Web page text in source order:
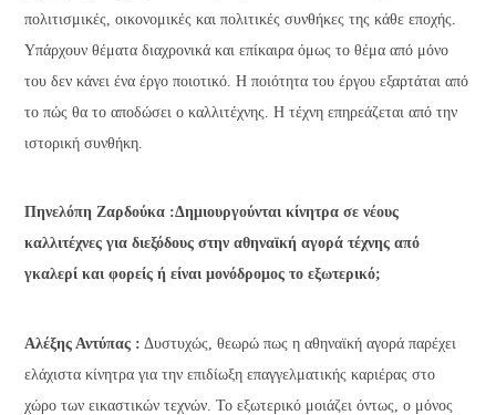
πολιτισμικές, οικονομικές και πολιτικές συνθήκες της κάθε εποχής.
Υπάρχουν θέματα διαχρονικά και επίκαιρα όμως το θέμα από μόνο
του δεν κάνει ένα έργο ποιοτικό. Η ποιότητα του έργου εξαρτάται από
το πώς θα το αποδώσει ο καλλιτέχνης. Η τέχνη επηρεάζεται από την
ιστορική συνθήκη.
Πηνελόπη Ζαρδούκα :Δημιουργούνται κίνητρα σε νέους
καλλιτέχνες για διεξόδους στην αθηναϊκή αγορά τέχνης από
γκαλερί και φορείς ή είναι μονόδρομος το εξωτερικό;
Αλέξης Αντύπας : Δυστυχώς, θεωρώ πως η αθηναϊκή αγορά παρέχει
ελάχιστα κίνητρα για την επιδίωξη επαγγελματικής καριέρας στο
χώρο των εικαστικών τεχνών. Το εξωτερικό μοιάζει όντως, ο μόνος